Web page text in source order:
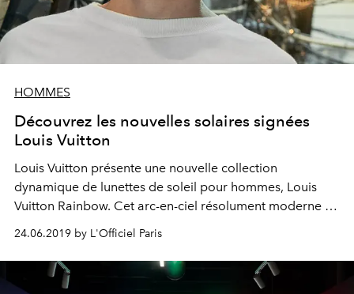
HOMMES
Découvrez les nouvelles solaires signées
Louis Vuitton
Louis Vuitton présente une nouvelle collection
dynamique de lunettes de soleil pour hommes, Louis
Vuitton Rainbow. Cet arc-en-ciel résolument moderne de
de Virgil Abloh, le directeur artistique de la ligne
masculine pour Louis Vuitton.
24.06.2019 by L'Officiel Paris